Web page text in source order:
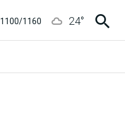
1100/1160
24°